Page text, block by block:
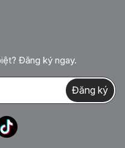
Đăng ký ngay.
Đăng ký